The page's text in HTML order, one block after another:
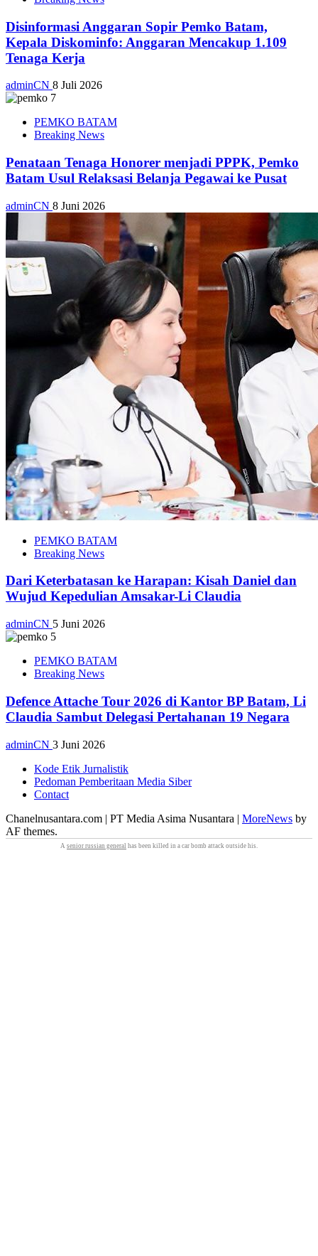
Disinformasi Anggaran Sopir Pemko Batam,
Kepala Diskominfo: Anggaran Mencakup 1.109
Tenaga Kerja
adminCN 8 Juli 2026
PEMKO BATAM
Breaking News
Penataan Tenaga Honorer menjadi PPPK, Pemko
Batam Usul Relaksasi Belanja Pegawai ke Pusat
adminCN 8 Juni 2026
PEMKO BATAM
Breaking News
Dari Keterbatasan ke Harapan: Kisah Daniel dan
Wujud Kepedulian Amsakar-Li Claudia
adminCN 5 Juni 2026
PEMKO BATAM
Breaking News
Defence Attache Tour 2026 di Kantor BP Batam, Li
Claudia Sambut Delegasi Pertahanan 19 Negara
adminCN 3 Juni 2026
Kode Etik Jurnalistik
Pedoman Pemberitaan Media Siber
Contact
Chanelnusantara.com | PT Media Asima Nusantara | MoreNews by
AF themes.
A senior russian general has been killed in a car bomb attack outside his.